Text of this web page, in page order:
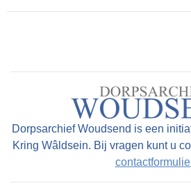
op de ‘leugenbank’ menig
Dorpsarchief Woudsend is een
Kring Wâldsein. Bij vragen kunt u